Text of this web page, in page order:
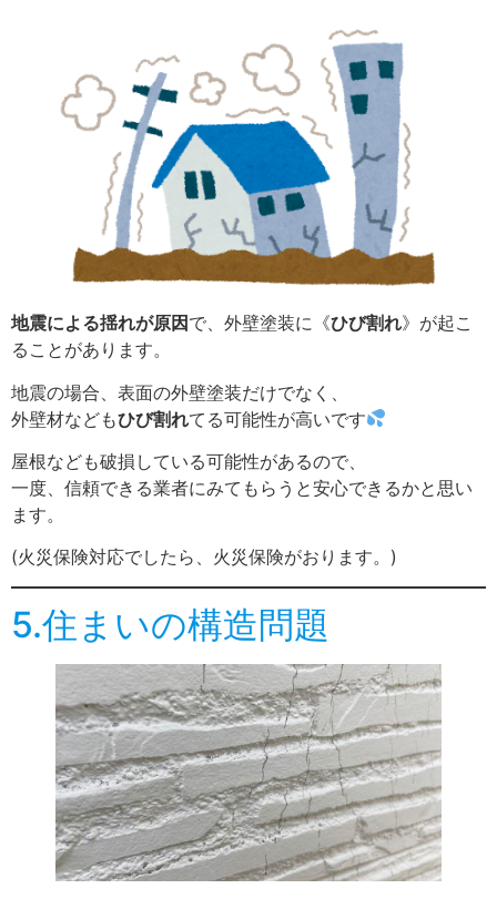
地震による揺れが原因 で、外壁塗装に《ひび割れ》が起こ
ることがあります。
地震の場合、表面の外壁塗装だけでなく、
外壁材などもひび割れてる可能性が高いです
屋根なども破損している可能性があるので、
一度、信頼できる業者にみてもらうと安心できるかと思い
ます。
(火災保険対応でしたら、火災保険がおります。)
5.住まいの構造問題